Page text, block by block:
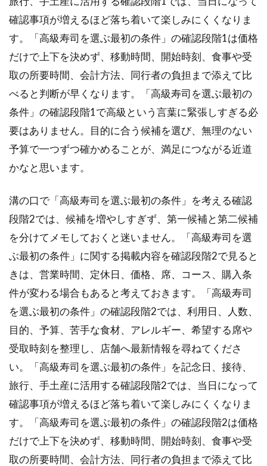
で
後
な
2.1
と記
念日
選び
2.2
と帰
宅ま
で整
える
2.3
服装
と写
真撮
影の
マナ
ー
2.4
おま
かせ
を楽
しむ
心構
え
2.5
確認事項が増えるほど落ち着いて楽しみにくくなりま
す。「高級寿司を選ぶ最初の条件」の確認段階1は価格
だけで上下を決めず、移動時間、開始時刻、食事や受
取の所要時間、会計方法、同行者の負担まで添えて比
べると判断が早くなります。「高級寿司を選ぶ最初の
条件」の確認段階1で高級という言葉に緊張しすぎる必
要はありません。目的に合う候補を選び、無理のない
予算で一つずつ確かめることが、満足につながる近道
かなと思います。
溝の口で「高級寿司を選ぶ最初の条件」を考える確認
段階2では、候補を増やしすぎず、第一候補と第二候補
を分けてメモしておくと迷いません。「高級寿司を選
ぶ最初の条件」に関する掲載内容を確認段階2で見ると
きは、営業時間、定休日、価格、席、コース、購入条
件が変わる場合もあると考えておきます。「高級寿司
を選ぶ最初の条件」の確認段階2では、利用日、人数、
目的、予算、苦手な食材、アレルギー、希望する席や
受取時刻を整理し、店舗へ最新情報を尋ねてくださ
い。「高級寿司を選ぶ最初の条件」を記念日、接待、
旅行、手土産に活用する確認段階2では、当日になって
確認事項が増えるほど落ち着いて楽しみにくくなりま
す。「高級寿司を選ぶ最初の条件」の確認段階2は価格
だけで上下を決めず、移動時間、開始時刻、食事や受
取の所要時間、会計方法、同行者の負担まで添えて比